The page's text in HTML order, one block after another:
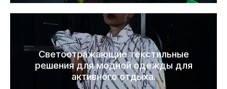
Светоотражающие текстильные
решения для модной одежды для
активного отдыха.